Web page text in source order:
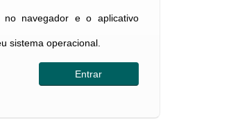
no navegador e o aplicativo
sistema operacional.